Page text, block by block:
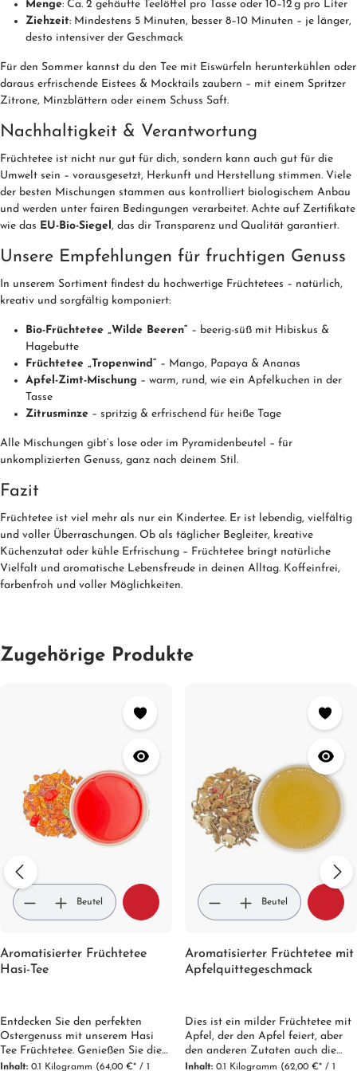
Menge: Ca. 2 gehäufte Teelöffel pro Tasse oder 10–12 g pro Liter
Ziehzeit: Mindestens 5 Minuten, besser 8–10 Minuten – je länger,
desto intensiver der Geschmack
Für den Sommer kannst du den Tee mit Eiswürfeln herunterkühlen oder
daraus erfrischende Eistees & Mocktails zaubern – mit einem Spritzer
Zitrone, Minzblättern oder einem Schuss Saft.
Nachhaltigkeit & Verantwortung
Früchtetee ist nicht nur gut für dich, sondern kann auch gut für die
Umwelt sein – vorausgesetzt, Herkunft und Herstellung stimmen. Viele
der besten Mischungen stammen aus kontrolliert biologischem Anbau
und werden unter fairen Bedingungen verarbeitet. Achte auf Zertifikate
wie das EU-Bio-Siegel, das dir Transparenz und Qualität garantiert.
Unsere Empfehlungen für fruchtigen Genuss
In unserem Sortiment findest du hochwertige Früchtetees – natürlich,
kreativ und sorgfältig komponiert:
Bio-Früchtetee „Wilde Beeren“ – beerig-süß mit Hibiskus &
Hagebutte
Früchtetee „Tropenwind“ – Mango, Papaya & Ananas
Apfel-Zimt-Mischung – warm, rund, wie ein Apfelkuchen in der
Tasse
Zitrusminze – spritzig & erfrischend für heiße Tage
Alle Mischungen gibt’s lose oder im Pyramidenbeutel – für
unkomplizierten Genuss, ganz nach deinem Stil.
Fazit
Früchtetee ist viel mehr als nur ein Kindertee. Er ist lebendig, vielfältig
und voller Überraschungen. Ob als täglicher Begleiter, kreative
Küchenzutat oder kühle Erfrischung – Früchtetee bringt natürliche
Vielfalt und aromatische Lebensfreude in deinen Alltag. Koffeinfrei,
farbenfroh und voller Möglichkeiten.
Zugehörige Produkte
Beutel
Aromatisierter Früchtetee
Hasi-Tee
Entdecken Sie den perfekten
Ostergenuss mit unserem Hasi
Tee Früchtetee. Genießen Sie die
facettenreiche Süße von Pfirsich,
Inhalt: 0.1 Kilogramm (64,00 €* / 1
Beutel
Aromatisierter Früchtetee mit
Apfelquittegeschmack
Dies ist ein milder Früchtetee mit
Apfel, der den Apfel feiert, aber
den anderen Zutaten auch die
Ehre erweist. Apfel, Quitte und
Inhalt: 0.1 Kilogramm (62,00 €* / 1